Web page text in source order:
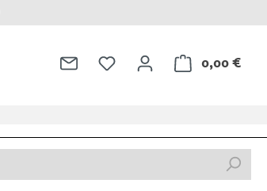
0,00 €